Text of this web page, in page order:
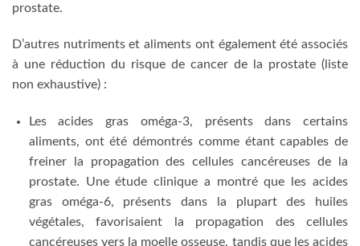
prostate.
D’autres nutriments et aliments ont également été associés
à une réduction du risque de cancer de la prostate (liste
non exhaustive) :
Les acides gras oméga-3, présents dans certains
aliments, ont été démontrés comme étant capables de
freiner la propagation des cellules cancéreuses de la
prostate. Une étude clinique a montré que les acides
gras oméga-6, présents dans la plupart des huiles
végétales, favorisaient la propagation des cellules
cancéreuses vers la moelle osseuse, tandis que les acides